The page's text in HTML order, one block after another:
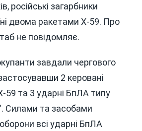
російські загарбники
двома ракетами Х-59. Про
не повідомляє.
завдали чергового
2 керовані
59 та 3 ударні БпЛА типу
Силами та засобами
всі ударні БпЛА